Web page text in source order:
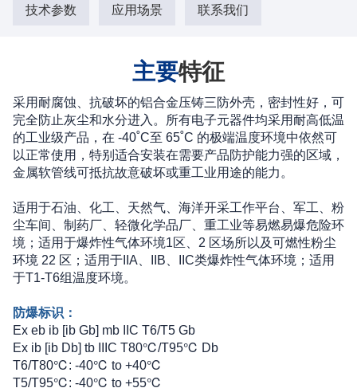
技术参数 应用场景 联系我们
主要特征
采用耐腐蚀、抗破坏的铝合金压铸三防外壳，密封性好，可
完全防止灰尘和水分进入。所有电子元器件均采用耐高低温
的工业级产品，在 -40˚C至 65˚C 的极端温度环境中依然可
以正常使用，特别适合安装在需要产品防护能力强的区域，
金属软管线可抵抗故意破坏或重工业用途的能力。
适用于石油、化工、天然气、海洋开采工作平台、军工、粉
尘车间、制药厂、轻微化学品厂、重工业等易燃易爆危险环
境；适用于爆炸性气体环境1区、2 区场所以及可燃性粉尘
环境 22 区；适用于IIA、IIB、IIC类爆炸性气体环境；适用
于T1-T6组温度环境。
防爆标识：
Ex eb ib [ib Gb] mb IIC T6/T5 Gb
Ex ib [ib Db] tb IIIC T80℃/T95℃ Db
T6/T80℃: -40℃ to +40℃
T5/T95℃: -40℃ to +55℃